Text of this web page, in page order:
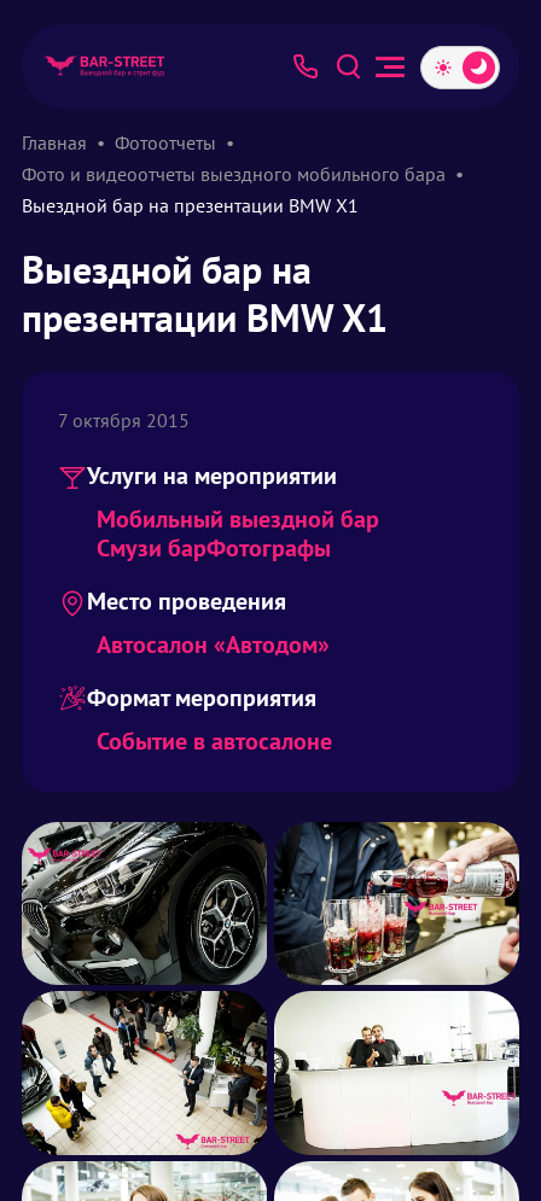
Главная
Фотоотчеты
Фото и видеоотчеты выездного мобильного бара
Выездной бар на презентации BMW X1
Выездной бар на
презентации BMW X1
7 октября 2015
Услуги на мероприятии
Мобильный выездной бар
Смузи барФотографы
Место проведения
Автосалон «Автодом»
Формат мероприятия
Событие в автосалоне